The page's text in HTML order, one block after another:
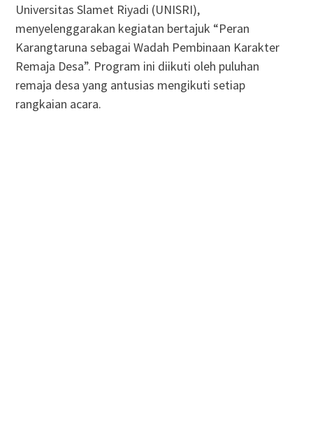
Universitas Slamet Riyadi (UNISRI),
menyelenggarakan kegiatan bertajuk “Peran
Karangtaruna sebagai Wadah Pembinaan Karakter
Remaja Desa”. Program ini diikuti oleh puluhan
remaja desa yang antusias mengikuti setiap
rangkaian acara.